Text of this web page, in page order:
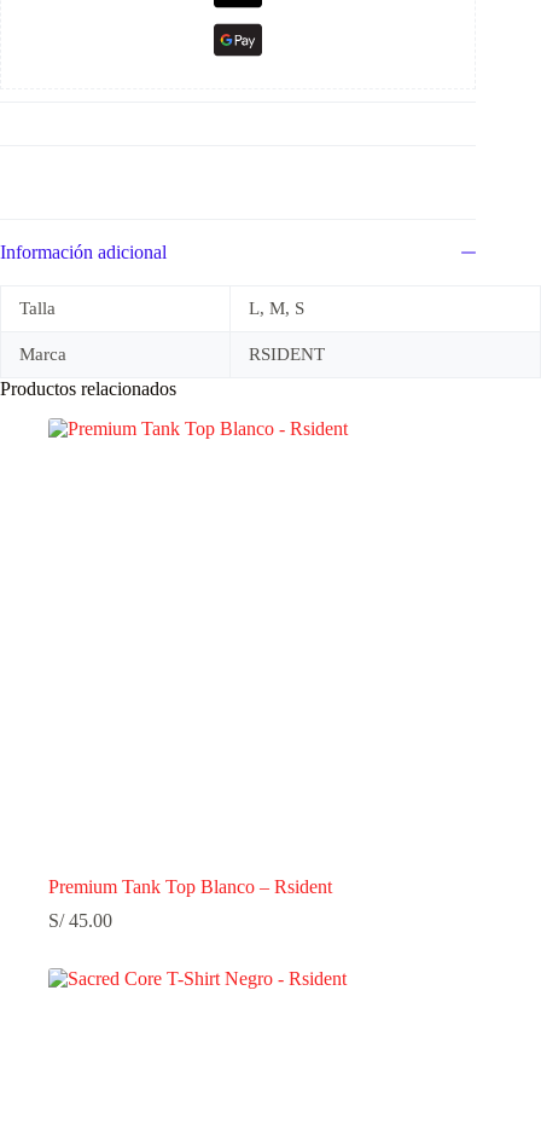
Información adicional
Talla L, M, S
Marca RSIDENT
Productos relacionados
Premium Tank Top Blanco – Rsident
S/45.00